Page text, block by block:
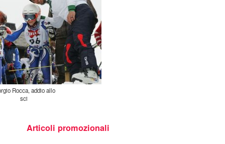
Rocca, addio allo
sci